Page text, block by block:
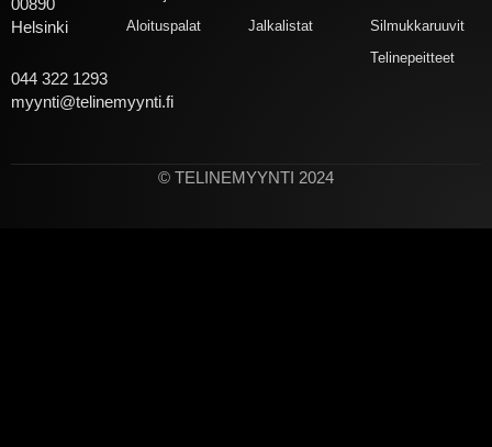
00890
Helsinki
044 322 1293
myynti@telinemyynti.fi
Aloituspalat
Jalkalistat
Silmukkaruuvit
Telinepeitteet
© TELINEMYYNTI 2024